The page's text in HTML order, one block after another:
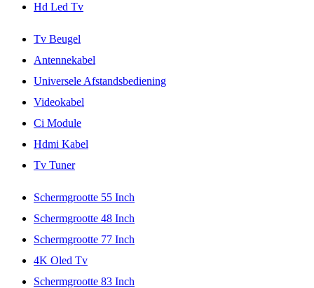
Hd Led Tv
Tv Beugel
Antennekabel
Universele Afstandsbediening
Videokabel
Ci Module
Hdmi Kabel
Tv Tuner
Schermgrootte 55 Inch
Schermgrootte 48 Inch
Schermgrootte 77 Inch
4K Oled Tv
Schermgrootte 83 Inch